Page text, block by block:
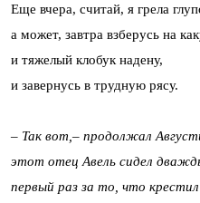
Еще вчера, считай, я грела
а может, завтра взберусь на
и тяжелый клобук надену,
и завернусь в трудную рясу.
– Так вот,– продолжал
этот отец Авель сидел
первый раз за то, что